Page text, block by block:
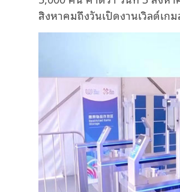
สิงหาคมถึงวันเปิดงานเวิลด์เ